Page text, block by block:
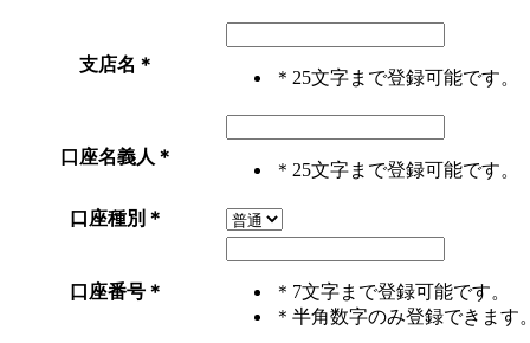
支店名 ＊
＊25文字まで登録可能です。
口座名義人 ＊
＊25文字まで登録可能です。
口座種別 ＊
口座番号 ＊
＊7文字まで登録可能です。
＊半角数字のみ登録できます